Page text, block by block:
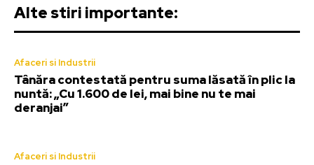
Alte stiri importante:
Afaceri si Industrii
Tânăra contestată pentru suma lăsată în plic la
nuntă: „Cu 1.600 de lei, mai bine nu te mai
deranjai”
Afaceri si Industrii